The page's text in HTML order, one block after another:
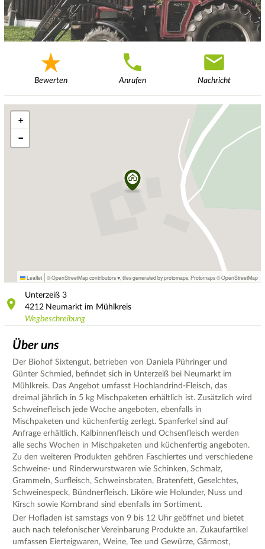
Bewerten Anrufen Nachricht
+
−
Leaflet | © OpenStreetMap contributors ♥, tiles generated by protomaps Protomaps©OpenStreetMap
Unterzeiß 3
4212 Neumarkt im Mühlkreis
Wegbeschreibung
Über uns
Der Biohof Sixtengut, betrieben von Daniela Pühringer und
Günter Schmied, befindet sich in Unterzeiß bei Neumarkt im
Mühlkreis. Das Angebot umfasst Hochlandrind-Fleisch, das
dreimal jährlich in 5 kg Mischpaketen erhältlich ist. Zusätzlich wird
Schweinefleisch jede Woche angeboten, ebenfalls in
Mischpaketen und küchenfertig zerlegt. Spanferkel sind auf
Anfrage erhältlich. Kalbinnenfleisch und Ochsenfleisch werden
alle sechs Wochen in Mischpaketen und küchenfertig angeboten.
Zu den weiteren Produkten gehören Faschiertes und verschiedene
Schweine- und Rinderwurstwaren wie Schinken, Schmalz,
Grammeln, Surfleisch, Schweinsbraten, Bratenfett, Geselchtes,
Schweinespeck, Bündnerfleisch. Liköre wie Holunder, Nuss und
Kirsch sowie Kornbrand sind ebenfalls im Sortiment.
Der Hofladen ist samstags von 9 bis 12 Uhr geöffnet und bietet
auch nach telefonischer Vereinbarung Produkte an. Zukaufartikel
umfassen Eierteigwaren, Weine, Tee und Gewürze, Gärmost,